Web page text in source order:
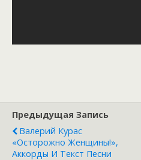
Предыдущая Запись
Валерий Курас
«Осторожно Женщины!»,
Аккорды И Текст Песни